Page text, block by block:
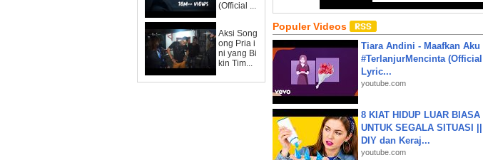
(Official ...
Aksi Song
ong Pria i
ni yang Bi
kin Tim...
Populer Videos
Tiara Andini - Maafkan Aku
#TerlanjurMencinta (Official
Lyric...
youtube.com
8 KIAT HIDUP LUAR BIASA
UNTUK SEGALA SITUASI ||
DIY dan Keraj...
youtube.com